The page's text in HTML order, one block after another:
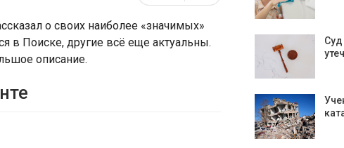
о своих наиболее «значимых»
в Поиске, другие всё еще актуальны.
описание.